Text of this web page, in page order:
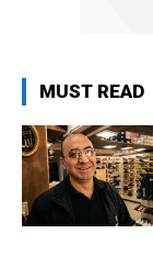
MUST READ